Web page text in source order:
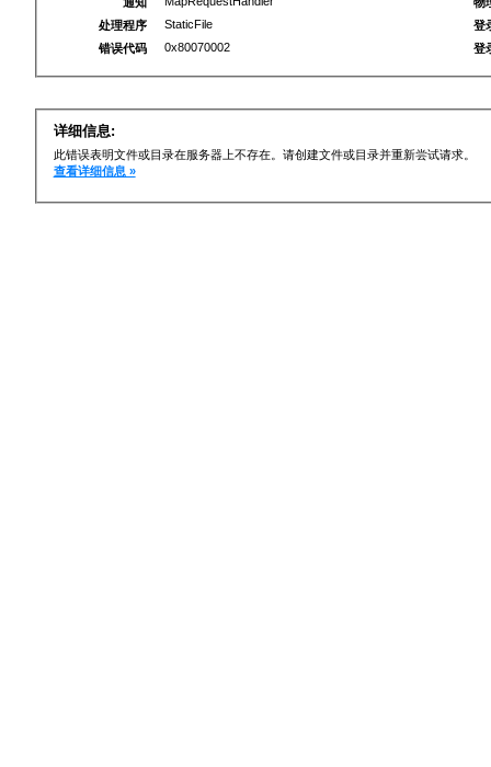
处理程序
StaticFile
错误代码
0x80070002
登
登
详细信息:
此错误表明文件或目录在服务器上不存在。请创建文件或目录并重新尝试请求。
查看详细信息 »